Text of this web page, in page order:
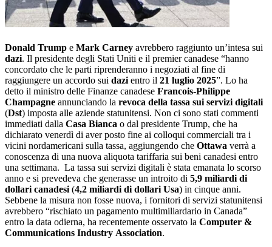
Donald Trump e Mark Carney avrebbero raggiunto un’intesa sui
dazi. Il presidente degli Stati Uniti e il premier canadese “hanno
concordato che le parti riprenderanno i negoziati al fine di
raggiungere un accordo sui dazi entro il 21 luglio 2025”. Lo ha
detto il ministro delle Finanze canadese Francois-Philippe
Champagne annunciando la revoca della tassa sui servizi digitali
(Dst) imposta alle aziende statunitensi. Non ci sono stati commenti
immediati dalla Casa Bianca o dal presidente Trump, che ha
dichiarato venerdì di aver posto fine ai colloqui commerciali tra i
vicini nordamericani sulla tassa, aggiungendo che Ottawa verrà a
conoscenza di una nuova aliquota tariffaria sui beni canadesi entro
una settimana. La tassa sui servizi digitali è stata emanata lo scorso
anno e si prevedeva che generasse un introito di 5,9 miliardi di
dollari canadesi (4,2 miliardi di dollari Usa) in cinque anni.
Sebbene la misura non fosse nuova, i fornitori di servizi statunitensi
avrebbero “rischiato un pagamento multimiliardario in Canada”
entro la data odierna, ha recentemente osservato la Computer &
Communications Industry Association.